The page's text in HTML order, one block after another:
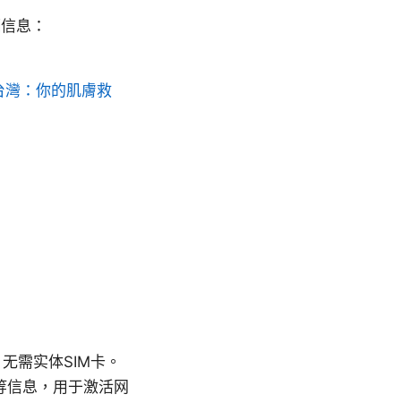
息：
灣：你的肌膚救
需实体SIM卡。
息，用于激活网